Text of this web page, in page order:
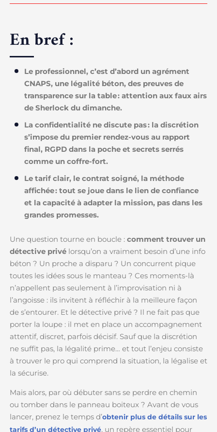
En bref :
Le professionnel, c’est d’abord un agrément
CNAPS, une légalité béton, des preuves de
transparence sur la table : attention aux faux airs
de Sherlock du dimanche.
La confidentialité ne discute pas : la discrétion
s’impose du premier rendez-vous au rapport
final, RGPD dans la poche et secrets serrés
comme un coffre-fort.
Le tarif clair, le contrat soigné, la méthode
affichée : tout se joue dans le lien de confiance
et la capacité à adapter la mission, pas dans les
grandes promesses.
Une question tourne en boucle : comment trouver un
détective privé lorsqu’on a vraiment besoin d’une info
béton ? Un proche a disparu ? Un concurrent pique
toutes les idées sous le manteau ? Ces moments-là
n’appellent pas seulement à l’improvisation ni à
l’angoisse : ils invitent à réfléchir à la meilleure façon
de s’entourer. Et le détective privé ? Il ne fait pas que
porter la loupe : il met en place un accompagnement
attentif, discret, parfois décisif. Sauf que la discrétion
ne suffit pas, la légalité prime… et tout l’enjeu consiste
à trouver le pro qui comprend la situation, la légalise et
la sécurise.
Mais alors, par où débuter sans se perdre en chemin
ou tomber dans le panneau boiteux ? Avant de vous
lancer, prenez le temps d’obtenir plus de détails sur les
tarifs d’un détective privé, un repère essentiel pour